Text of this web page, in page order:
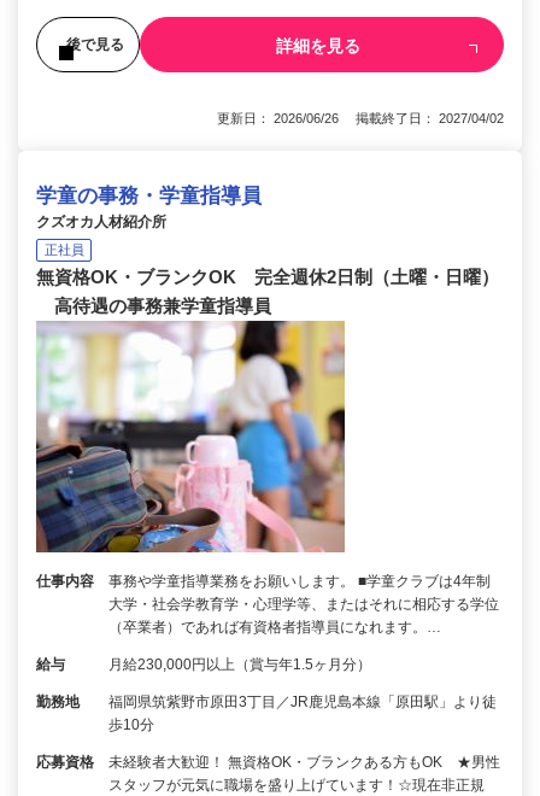
後で見る 詳細を見る
更新日： 2026/06/26 掲載終了日： 2027/04/02
学童の事務・学童指導員
クズオカ人材紹介所
正社員
無資格OK・ブランクOK 完全週休2日制（土曜・日曜）
高待遇の事務兼学童指導員
仕事内容
事務や学童指導業務をお願いします。 ■学童クラブは4年制
大学・社会学教育学・心理学等、またはそれに相応する学位
（卒業者）であれば有資格者指導員になれます。…
給与 月給230,000円以上（賞与年1.5ヶ月分）
勤務地
福岡県筑紫野市原田3丁目／JR鹿児島本線「原田駅」より徒
歩10分
応募資格
未経験者大歓迎！ 無資格OK・ブランクある方もOK ★男性
スタッフが元気に職場を盛り上げています！☆現在非正規